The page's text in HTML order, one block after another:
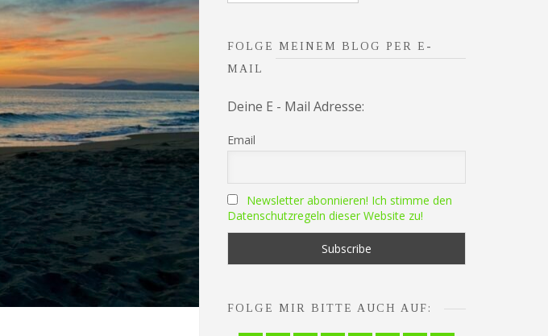
FOLGE MEINEM BLOG PER E-
MAIL
Deine E - Mail Adresse:
Email
Newsletter abonnieren! Ich stimme den
Datenschutzregeln dieser Website zu!
FOLGE MIR BITTE AUCH AUF: